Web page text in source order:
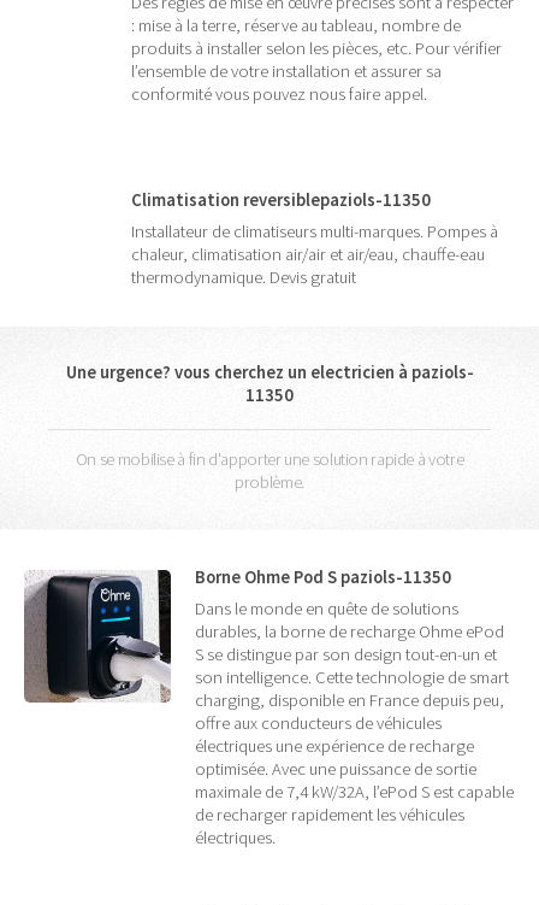
: mise à la terre, réserve au tableau, nombre de
produits à installer selon les pièces, etc. Pour vérifier
l’ensemble de votre installation et assurer sa
conformité vous pouvez nous faire appel.
Climatisation reversiblepaziols-11350
Installateur de climatiseurs multi-marques. Pompes à
chaleur, climatisation air/air et air/eau, chauffe-eau
thermodynamique. Devis gratuit
Une urgence? vous cherchez un electricien à paziols-
11350
On se mobilise à fin d'apporter une solution rapide à votre
problème.
Borne Ohme Pod S paziols-11350
Dans le monde en quête de solutions
durables, la borne de recharge Ohme ePod
S se distingue par son design tout-en-un et
son intelligence. Cette technologie de smart
charging, disponible en France depuis peu,
offre aux conducteurs de véhicules
électriques une expérience de recharge
optimisée. Avec une puissance de sortie
maximale de 7,4 kW/32A, l’ePod S est capable
de recharger rapidement les véhicules
électriques.